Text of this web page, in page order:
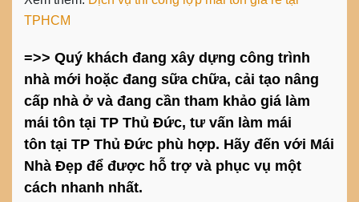
TPHCM
=>> Quý khách đang xây dựng công trình
nhà mới hoặc đang sữa chữa, cải tạo nâng
cấp nhà ở và đang cần tham khảo giá làm
mái tôn tại TP Thủ Đức, tư vấn làm mái
tôn tại TP Thủ Đức phù hợp. Hãy đến với Mái
Nhà Đẹp để được hỗ trợ và phục vụ một
cách nhanh nhất.